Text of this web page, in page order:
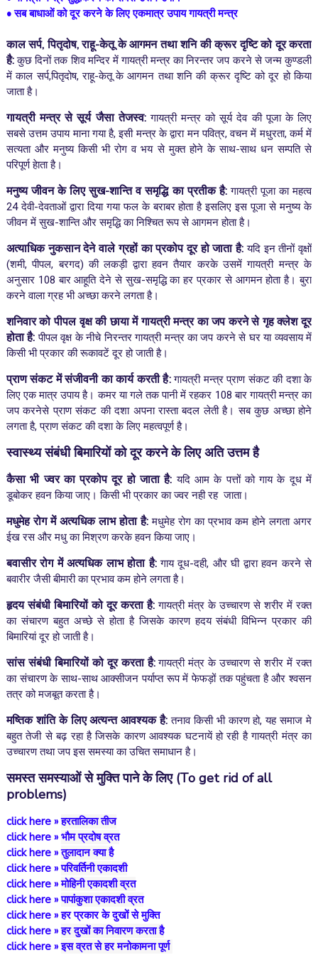
•सब बाधाओं को दूर करने के लिए एकमात्र उपाय गायत्री मन्त्र
काल सर्प, पितृदोष, राहू-केतू के आगमन तथा शनि की क्रूर दृष्टि को दूर करता
है: कुछ दिनों तक शिव मन्दिर में गायत्री मन्त्र का निरन्तर जप करने से जन्म कुण्डली
में काल सर्प,पितृदोष, राहू-केतू के आगमन तथा शनि की क्रूर दृष्टि को दूर हो किया
जाता है।
गायत्री मन्त्र से सूर्य जैसा तेजस्व: गायत्री मन्त्र को सूर्य देव की पूजा के लिए
सबसे उत्तम उपाय माना गया है, इसी मन्त्र के द्वारा मन पवित्र, वचन में मधुरता, कर्म में
सत्यता और मनुष्य किसी भी रोग व भय से मुक्त होने के साथ-साथ धन सम्पति से
परिपूर्ण हेाता है।
मनुष्य जीवन के लिए सुख-शान्ति व समृद्धि का प्रतीक है:गायत्री पूजा का महत्व
24 देवी-देवताओं द्वारा दिया गया फल के बराबर होता है इसलिए इस पूजा से मनुष्य के
जीवन में सुख-शान्ति और समृद्धि का निश्चित रूप से आगमन होता है।
अत्याधिक नुकसान देने वाले ग्रहों का प्रकोप दूर हो जाता है: यदि इन तीनों वृक्षों
(शमी, पीपल, बरगद) की लकड़ी द्वारा हवन तैयार करके उसमें गायत्री मन्त्र के
अनुसार 108 बार आहूति देने से सुख-समृद्धि का हर प्रकार से आगमन होता है। बुरा
करने वाला ग्रह भी अच्छा करने लगता है।
शनिवार को पीपल वृक्ष की छाया में गायत्री मन्त्र का जप करने से गृह क्लेश दूर
होता है: पीपल वृक्ष के नीचे निरन्तर गायत्री मन्त्र का जप करने से घर या व्यवसाय में
किसी भी प्रकार की रूकावटें दूर हो जाती है।
प्राण संकट में संजीवनी का कार्य करती है:गायत्री मन्त्र प्राण संकट की दशा के
लिए एक मात्र उपाय है। कमर या गले तक पानी में रहकर 108 बार गायत्री मन्त्र का
जप करनेसे प्राण संकट की दशा अपना रास्ता बदल लेती है। सब कुछ अच्छा होने
लगता है, प्राण संकट की दशा के लिए महत्वपूर्ण है।
स्वास्थ्य संबंधी बिमारियों को दूर करने के लिए अति उत्तम है
कैसा भी ज्वर का प्रकोप दूर हो जाता है: यदि आम के पत्तों को गाय के दूध में
डूबोकर हवन किया जाए। किसी भी प्रकार का ज्वर नही रह जाता।
मधुमेह रोग में अत्यधिक लाभ होता है: मधुमेह रोग का प्रभाव कम होने लगता अगर
ईख रस और मधु का मिश्रण करके हवन किया जाए।
बवासीर रोग में अत्यधिक लाभ होता है: गाय दूध-दही, और घी द्वारा हवन करने से
बवारीर जैसी बीमारी का प्रभाव कम होने लगता है।
हृदय संबंधी बिमारियों को दूर करता है: गायत्री मंत्र के उच्चारण से शरीर में रक्त
का संचारण बहुत अच्छे से होता है जिसके कारण हदय संबंधी विभिन्न प्रकार की
बिमारियां दूर हो जाती है।
सांस संबंधी बिमारियों को दूर करता है:गायत्री मंत्र के उच्चारण से शरीर में रक्त
का संचारण के साथ-साथ आक्सीजन पर्याप्त रूप में फेफड़ों तक पहुंचता है और श्वसन
तत्र को मजबूत करता है।
मष्तिक शांति के लिए अत्यन्त आवश्यक है: तनाव किसी भी कारण हो, यह समाज मे
बहुत तेजी से बढ़ रहा है जिसके कारण आवश्यक घटनायें हो रही है गायत्री मंत्र का
उच्चारण तथा जप इस समस्या का उचित समाधान है।
समस्त समस्याओं से मुक्ति पाने के लिए (To get rid of all
problems)
click here »हरतालिका तीज
click here »भौम प्रदोष व्रत
click here »तुलादान क्या है
click here »परिवर्तिनी एकादशी
click here »मोहिनी एकादशी व्रत
click here »पापांकुशा एकादशी व्रत
click here » हर प्रकार के दुखों से मुक्ति
click here »हर दुखों का निवारण करता है
click here » इस व्रत से हर मनोकामना पूर्ण